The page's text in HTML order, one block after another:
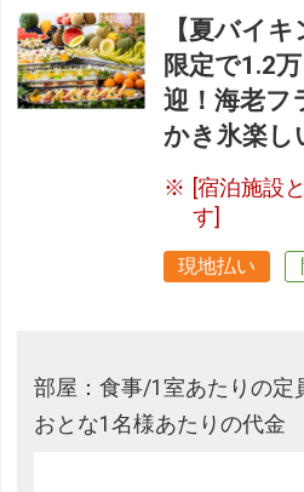
【夏バイ
限定で1.2
迎！海老フ
かき氷楽し
[宿泊施設
す]
現地払い
部屋：食事/1室あたりの定
おとな1名様あたりの代金